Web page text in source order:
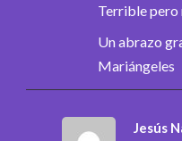
Terrible pero
Un abrazo
Mariángeles
Jesús